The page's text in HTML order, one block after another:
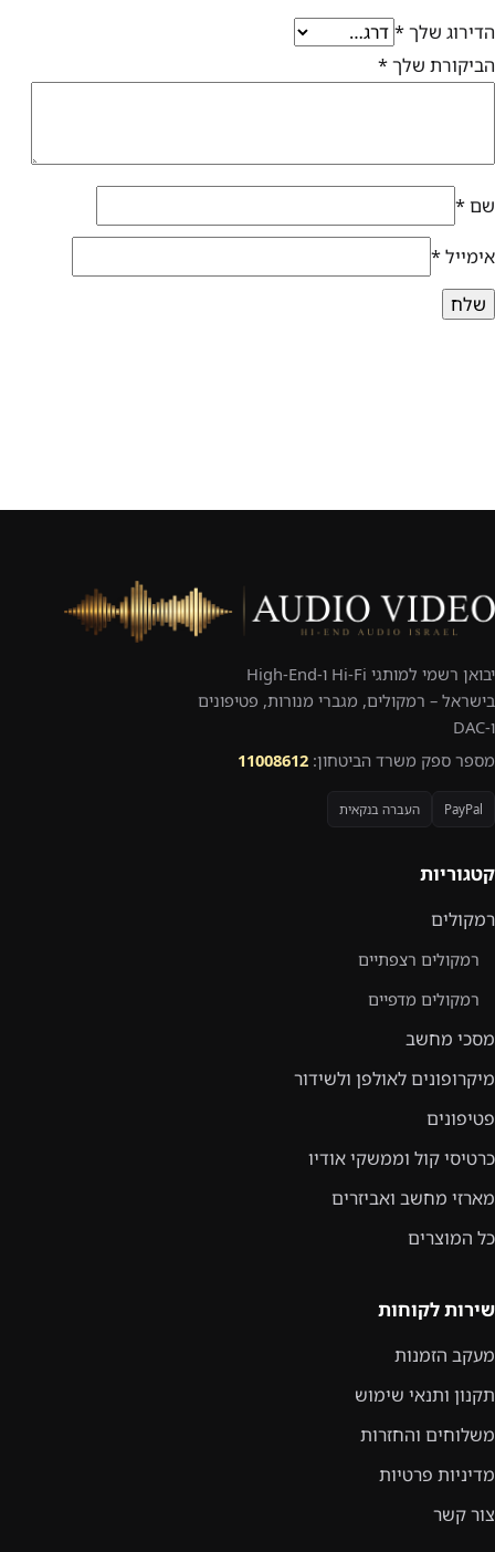
הדירוג שלך*
הביקורת שלך*
שם *
אימייל*
יבואן רשמי למותגי Hi-Fi ו-High-End
בישראל – רמקולים, מגברי מנורות, פטיפונים
ו-DAC
מספר ספק משרד הביטחון: 11008612
PayPal העברה בנקאית
קטגוריות
רמקולים
רמקולים רצפתיים
רמקולים מדפיים
מסכי מחשב
מיקרופונים לאולפן ולשידור
פטיפונים
כרטיסי קול וממשקי אודיו
מארזי מחשב ואביזרים
כל המוצרים
שירות לקוחות
מעקב הזמנות
תקנון ותנאי שימוש
משלוחים והחזרות
מדיניות פרטיות
צור קשר